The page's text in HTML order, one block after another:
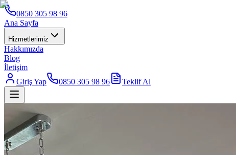
0850 305 98 96
Ana Sayfa
Hizmetlerimiz
Hakkımızda
Blog
İletişim
Giriş Yap
0850 305 98 96 Teklif Al